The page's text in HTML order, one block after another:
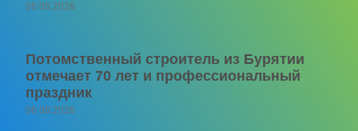
06.08.2026
Потомственный строитель из Бурятии
отмечает 70 лет и профессиональный
праздник
06.08.2026